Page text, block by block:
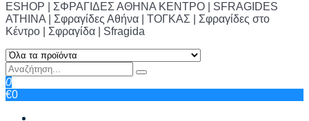
ESHOP | ΣΦΡΑΓΙΔΕΣ ΑΘΗΝΑ ΚΕΝΤΡΟ | SFRAGIDES
ATHINA | Σφραγίδες Αθήνα | ΤΟΓΚΑΣ | Σφραγίδες στο
Κέντρο | Σφραγίδα | Sfragida
0
€0